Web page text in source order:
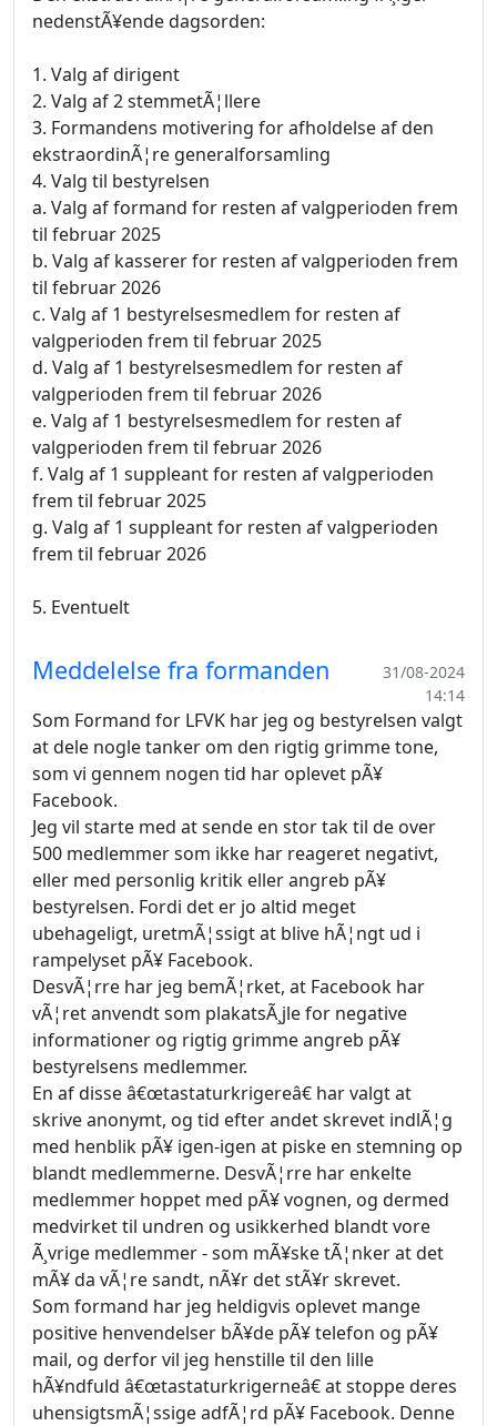
nedenstÃ¥ende dagsorden:
1. Valg af dirigent
2. Valg af 2 stemmetÃ¦llere
3. Formandens motivering for afholdelse af den
ekstraordinÃ¦re generalforsamling
4. Valg til bestyrelsen
a. Valg af formand for resten af valgperioden frem
til februar 2025
b. Valg af kasserer for resten af valgperioden frem
til februar 2026
c. Valg af 1 bestyrelsesmedlem for resten af
valgperioden frem til februar 2025
d. Valg af 1 bestyrelsesmedlem for resten af
valgperioden frem til februar 2026
e. Valg af 1 bestyrelsesmedlem for resten af
valgperioden frem til februar 2026
f. Valg af 1 suppleant for resten af valgperioden
frem til februar 2025
g. Valg af 1 suppleant for resten af valgperioden
frem til februar 2026
5. Eventuelt
Meddelelse fra formanden
31/08-2024
14:14
Som Formand for LFVK har jeg og bestyrelsen valgt
at dele nogle tanker om den rigtig grimme tone,
som vi gennem nogen tid har oplevet pÃ¥
Facebook.
Jeg vil starte med at sende en stor tak til de over
500 medlemmer som ikke har reageret negativt,
eller med personlig kritik eller angreb pÃ¥
bestyrelsen. Fordi det er jo altid meget
ubehageligt, uretmÃ¦ssigt at blive hÃ¦ngt ud i
rampelyset pÃ¥ Facebook.
DesvÃ¦rre har jeg bemÃ¦rket, at Facebook har
vÃ¦ret anvendt som plakatsÃ¸jle for negative
informationer og rigtig grimme angreb pÃ¥
bestyrelsens medlemmer.
En af disse â€œtastaturkrigereâ€ har valgt at
skrive anonymt, og tid efter andet skrevet indlÃ¦g
med henblik pÃ¥ igen-igen at piske en stemning op
blandt medlemmerne. DesvÃ¦rre har enkelte
medlemmer hoppet med pÃ¥ vognen, og dermed
medvirket til undren og usikkerhed blandt vore
Ã¸vrige medlemmer - som mÃ¥ske tÃ¦nker at det
mÃ¥ da vÃ¦re sandt, nÃ¥r det stÃ¥r skrevet.
Som formand har jeg heldigvis oplevet mange
positive henvendelser bÃ¥de pÃ¥ telefon og pÃ¥
mail, og derfor vil jeg henstille til den lille
hÃ¥ndfuld â€œtastaturkrigerneâ€ at stoppe deres
uhensigtsmÃ¦ssige adfÃ¦rd pÃ¥ Facebook. Denne